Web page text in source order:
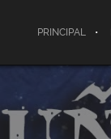
PRINCIPAL